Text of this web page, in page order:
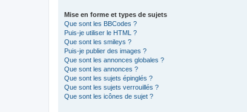
Mise en forme et types de sujets
Que sont les BBCodes ?
Puis-je utiliser le HTML ?
Que sont les smileys ?
Puis-je publier des images ?
Que sont les annonces globales ?
Que sont les annonces ?
Que sont les sujets épinglés ?
Que sont les sujets verrouillés ?
Que sont les icônes de sujet ?